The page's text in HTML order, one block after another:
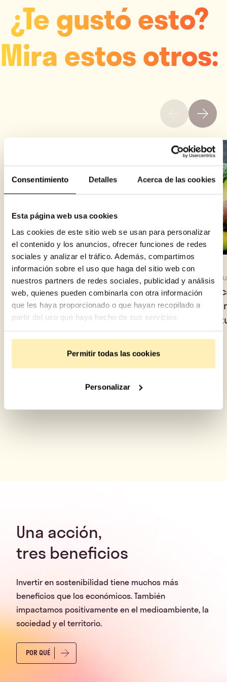
Consentimiento Detalles Acerca de las cookies
Esta página web usa cookies
Las cookies de este sitio web se usan para personalizar
el contenido y los anuncios, ofrecer funciones de redes
sociales y analizar el tráfico. Además, compartimos
información sobre el uso que haga del sitio web con
nuestros partners de redes sociales, publicidad y análisis
web, quienes pueden combinarla con otra información
que les haya proporcionado o que hayan recopilado a
partir del uso que haya hecho de sus servicios.
Permitir todas las cookies
Personalizar
¿Te gustó esto?
Mira estos otros:
5 de agosto de 2026
Así evalúa Fundeen el riesgo
de cada proyecto antes de
publicarlo
30 de
ha
Una acción,
tres beneficios
Invertir en sostenibilidad tiene muchos más
beneficios que los económicos. También
impactamos positivamente en el medioambiente, la
sociedad y el territorio.
POR QUÉ